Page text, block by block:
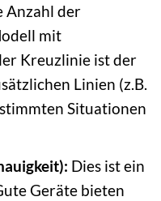
Anzahl der
mit
Kreuzlinie ist der
Linien (z.B.
Situationen
Dies ist ein
Geräte bieten